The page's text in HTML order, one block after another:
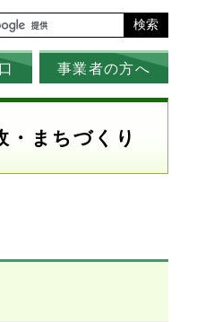
検索
事業者の方へ
・まちづくり